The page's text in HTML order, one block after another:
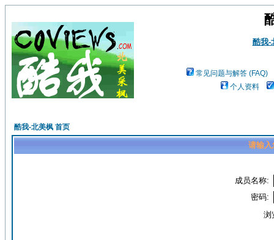
酷我-
常见问题与解答 (FAQ)
个人资料
酷我-北美枫 首页
请输入
成员名称:
密码:
浏